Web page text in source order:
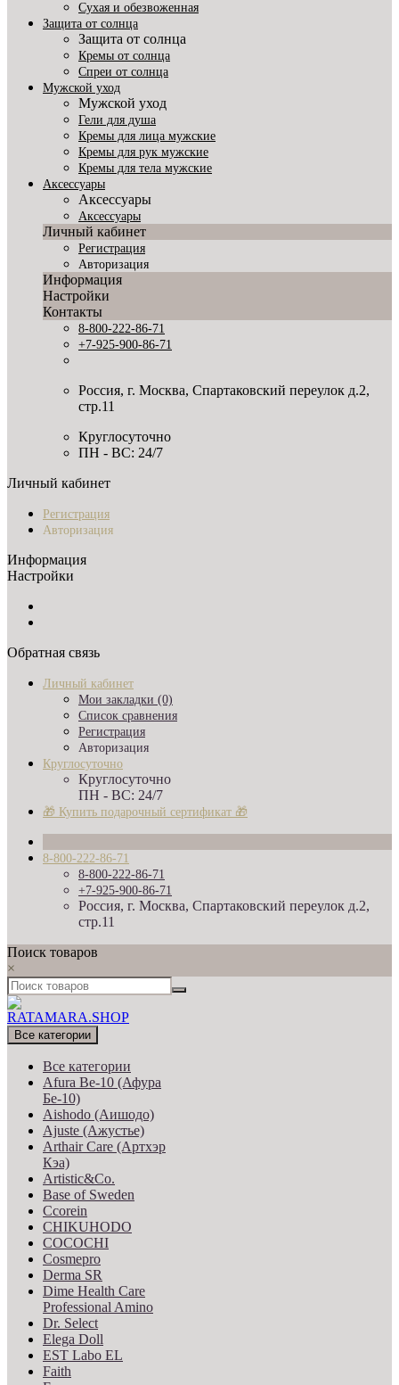
Сухая и обезвоженная
Защита от солнца
Защита от солнца
Кремы от солнца
Спреи от солнца
Мужской уход
Мужской уход
Гели для душа
Кремы для лица мужские
Кремы для рук мужские
Кремы для тела мужские
Аксессуары
Аксессуары
Аксессуары
Личный кабинет
Регистрация
Авторизация
Информация
Настройки
Контакты
8-800-222-86-71
+7-925-900-86-71
Россия, г. Москва, Спартаковский переулок д.2,
стр.11
Круглосуточно
ПН - ВС: 24/7
Личный кабинет
Регистрация
Авторизация
Информация
Настройки
Обратная связь
Личный кабинет
Мои закладки (0)
Список сравнения
Регистрация
Авторизация
Круглосуточно
Круглосуточно
ПН - ВС: 24/7
🎁 Купить подарочный сертификат 🎁
8-800-222-86-71
8-800-222-86-71
+7-925-900-86-71
Россия, г. Москва, Спартаковский переулок д.2,
стр.11
Поиск товаров
×
Все категории
Все категории
Afura Be-10 (Афура
Бе-10)
Aishodo (Аишодо)
Ajuste (Ажустье)
Arthair Care (Артхэр
Кэа)
Artistic&Co.
Base of Sweden
Ccorein
CHIKUHODO
COCOCHI
Cosmepro
Derma SR
Dime Health Care
Professional Amino
Dr. Select
Elega Doll
EST Labo EL
Faith